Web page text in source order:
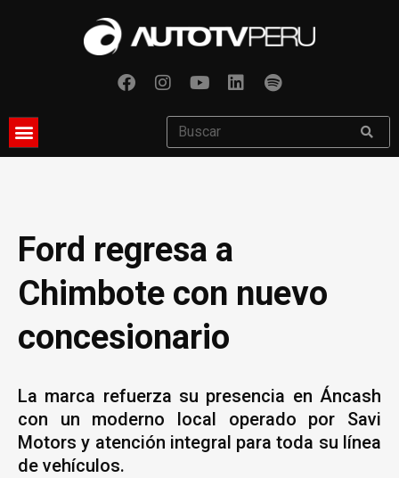
Ford regresa a
Chimbote con nuevo
concesionario
La marca refuerza su presencia en Áncash
con un moderno local operado por Savi
Motors y atención integral para toda su línea
de vehículos.